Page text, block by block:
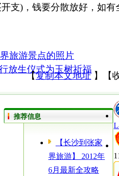
支)，钱要分散放好，如
旅游景点的照片
放生仪式为玉树祈福
【复制本文地址 】 【
推荐信息
【长沙到张家
界旅游】 2012年
6月最新全攻略